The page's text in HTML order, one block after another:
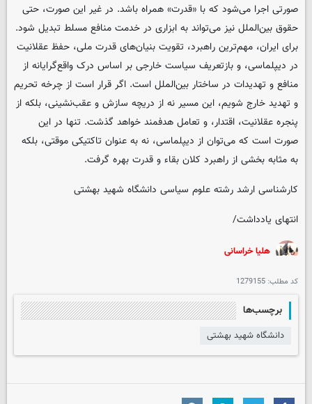
صورتی اجرا می‌شود که با «قدرت» همراه باشد. در غیر این صورت، حتی
حقوق بین‌الملل نیز می‌تواند به ابزاری در خدمت منافع مسلط تبدیل شود.
برای ایران، مهم‌ترین راهبرد، تقویت بنیان‌های قدرت ملی، حفظ عقلانیت
در دیپلماسی، و بازتعریف سیاست خارجی بر اساس درک واقع‌گرایانه از
منافع و تهدیدات در ساختار بین‌الملل است. اگر قرار است از چرخه تحریم
و تهدید خارج شویم، این مسیر نه از دریچه سازش و عقب‌نشینی، بلکه از
پنجره عقلانیت، اقتدار، و تعامل هدفمند خواهد گذشت. تنها در این
صورت است که می‌توان از دیپلماسی، نه به عنوان تاکتیکی موقتی، بلکه
به مثابه بخشی از راهبرد کلان بقاء و قدرت بهره گرفت.
کارشناسی ارشد رشته علوم سیاسی دانشگاه شهید بهشتی
انتهای یادداشت/
هلیا خراسانی
کد مطلب: 1279155
برچسب‌ها
دانشگاه شهید بهشتی